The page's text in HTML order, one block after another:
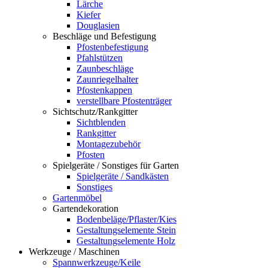
Lärche
Kiefer
Douglasien
Beschläge und Befestigung
Pfostenbefestigung
Pfahlstützen
Zaunbeschläge
Zaunriegelhalter
Pfostenkappen
verstellbare Pfostenträger
Sichtschutz/Rankgitter
Sichtblenden
Rankgitter
Montagezubehör
Pfosten
Spielgeräte / Sonstiges für Garten
Spielgeräte / Sandkästen
Sonstiges
Gartenmöbel
Gartendekoration
Bodenbeläge/Pflaster/Kies
Gestaltungselemente Stein
Gestaltungselemente Holz
Werkzeuge / Maschinen
Spannwerkzeuge/Keile